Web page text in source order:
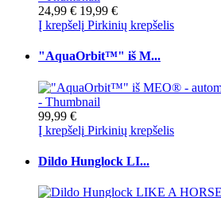
24,99 € 19,99 €
Į krepšelį Pirkinių krepšelis
"AquaOrbit™" iš M...
99,99 €
Į krepšelį Pirkinių krepšelis
Dildo Hunglock LI...